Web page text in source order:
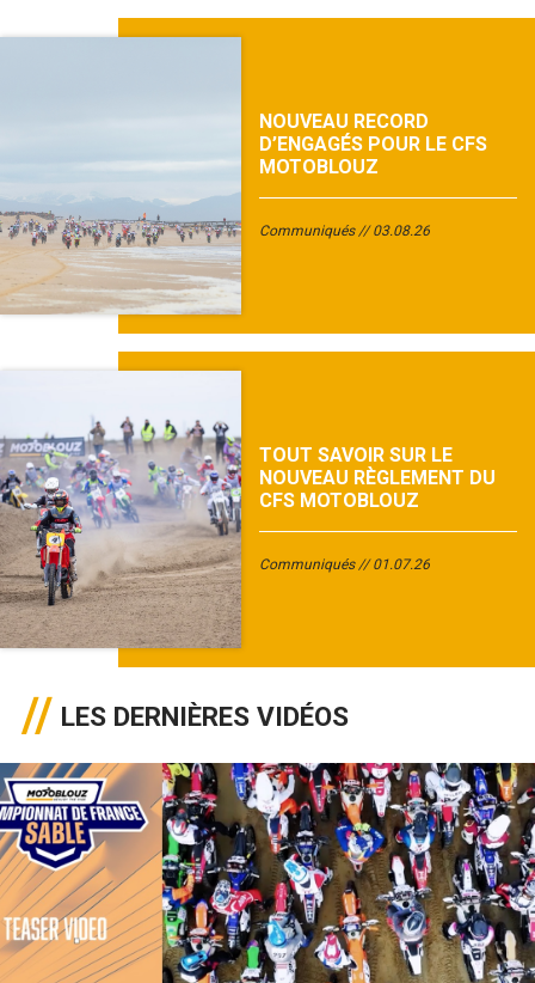
NOUVEAU RECORD
D’ENGAGÉS POUR LE CFS
MOTOBLOUZ
Communiqués 03.08.26
TOUT SAVOIR SUR LE
NOUVEAU RÈGLEMENT DU
CFS MOTOBLOUZ
Communiqués 01.07.26
LES DERNIÈRES VIDÉOS